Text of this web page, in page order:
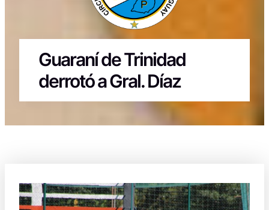
Guaraní de Trinidad
derrotó a Gral. Díaz